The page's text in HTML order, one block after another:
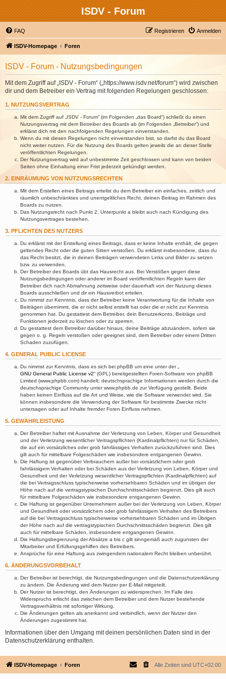
ISDV - Forum
FAQ Anmelden
Registrieren
ISDV-Homepage Foren
ISDV - Forum - Nutzungsbedingungen
Mit dem Zugriff auf „ISDV - Forum“ („https://www.isdv.net/forum“) wird zwischen
dir und dem Betreiber ein Vertrag mit folgenden Regelungen geschlossen:
1. NUTZUNGSVERTRAG
Mit dem Zugriff auf „ISDV - Forum“ (im Folgenden „das Board“) schließt du einen
Nutzungsvertrag mit dem Betreiber des Boards ab (im Folgenden „Betreiber“) und
erklärst dich mit den nachfolgenden Regelungen einverstanden.
Wenn du mit diesen Regelungen nicht einverstanden bist, so darfst du das Board
nicht weiter nutzen. Für die Nutzung des Boards gelten jeweils die an dieser Stelle
veröffentlichten Regelungen.
Der Nutzungsvertrag wird auf unbestimmte Zeit geschlossen und kann von beiden
Seiten ohne Einhaltung einer Frist jederzeit gekündigt werden.
2. EINRÄUMUNG VON NUTZUNGSRECHTEN
Mit dem Erstellen eines Beitrags erteilst du dem Betreiber ein einfaches, zeitlich und
räumlich unbeschränktes und unentgeltliches Recht, deinen Beitrag im Rahmen des
Boards zu nutzen.
Das Nutzungsrecht nach Punkt 2, Unterpunkt a bleibt auch nach Kündigung des
Nutzungsvertrages bestehen.
3. PFLICHTEN DES NUTZERS
Du erklärst mit der Erstellung eines Beitrags, dass er keine Inhalte enthält, die gegen
geltendes Recht oder die guten Sitten verstoßen. Du erklärst insbesondere, dass du
das Recht besitzt, die in deinen Beiträgen verwendeten Links und Bilder zu setzen
bzw. zu verwenden.
Der Betreiber des Boards übt das Hausrecht aus. Bei Verstößen gegen diese
Nutzungsbedingungen oder anderer im Board veröffentlichten Regeln kann der
Betreiber dich nach Abmahnung zeitweise oder dauerhaft von der Nutzung dieses
Boards ausschließen und dir ein Hausverbot erteilen.
Du nimmst zur Kenntnis, dass der Betreiber keine Verantwortung für die Inhalte von
Beiträgen übernimmt, die er nicht selbst erstellt hat oder die er nicht zur Kenntnis
genommen hat. Du gestattest dem Betreiber, dein Benutzerkonto, Beiträge und
Funktionen jederzeit zu löschen oder zu sperren.
Du gestattest dem Betreiber darüber hinaus, deine Beiträge abzuändern, sofern sie
gegen o. g. Regeln verstoßen oder geeignet sind, dem Betreiber oder einem Dritten
Schaden zuzufügen.
4. GENERAL PUBLIC LICENSE
Du nimmst zur Kenntnis, dass es sich bei phpBB um eine unter der „
GNU General Public License v2“ (GPL) bereitgestellten Foren-Software von phpBB
Limited (www.phpbb.com) handelt; deutschsprachige Informationen werden durch die
deutschsprachige Community unter www.phpbb.de zur Verfügung gestellt. Beide
haben keinen Einfluss auf die Art und Weise, wie die Software verwendet wird. Sie
können insbesondere die Verwendung der Software für bestimmte Zwecke nicht
untersagen oder auf Inhalte fremder Foren Einfluss nehmen.
5. GEWÄHRLEISTUNG
Der Betreiber haftet mit Ausnahme der Verletzung von Leben, Körper und Gesundheit
und der Verletzung wesentlicher Vertragspflichten (Kardinalpflichten) nur für Schäden,
die auf ein vorsätzliches oder grob fahrlässiges Verhalten zurückzuführen sind. Dies
gilt auch für mittelbare Folgeschäden wie insbesondere entgangenen Gewinn.
Die Haftung ist gegenüber Verbrauchern außer bei vorsätzlichem oder grob
fahrlässigem Verhalten oder bei Schäden aus der Verletzung von Leben, Körper und
Gesundheit und der Verletzung wesentlicher Vertragspflichten (Kardinalpflichten) auf
die bei Vertragsschluss typischerweise vorhersehbaren Schäden und im übrigen der
Höhe nach auf die vertragstypischen Durchschnittsschäden begrenzt. Dies gilt auch
für mittelbare Folgeschäden wie insbesondere entgangenen Gewinn.
Die Haftung ist gegenüber Unternehmern außer bei der Verletzung von Leben, Körper
und Gesundheit oder vorsätzlichem oder grob fahrlässigem Verhalten des Betreibers
auf die bei Vertragsschluss typischerweise vorhersehbaren Schäden und im Übrigen
der Höhe nach auf die vertragstypischen Durchschnittsschäden begrenzt. Dies gilt
auch für mittelbare Schäden, insbesondere entgangenen Gewinn.
Die Haftungsbegrenzung der Absätze a bis c gilt sinngemäß auch zugunsten der
Mitarbeiter und Erfüllungsgehilfen des Betreibers.
Ansprüche für eine Haftung aus zwingendem nationalem Recht bleiben unberührt.
6. ÄNDERUNGSVORBEHALT
Der Betreiber ist berechtigt, die Nutzungsbedingungen und die Datenschutzerklärung
zu ändern. Die Änderung wird dem Nutzer per E-Mail mitgeteilt.
Der Nutzer ist berechtigt, den Änderungen zu widersprechen. Im Falle des
Widerspruchs erlischt das zwischen dem Betreiber und dem Nutzer bestehende
Vertragsverhältnis mit sofortiger Wirkung.
Die Änderungen gelten als anerkannt und verbindlich, wenn der Nutzer den
Änderungen zugestimmt hat.
Informationen über den Umgang mit deinen persönlichen Daten sind in der
Datenschutzerklärung enthalten.
ISDV-Homepage Foren Alle Zeiten sind UTC+02:00